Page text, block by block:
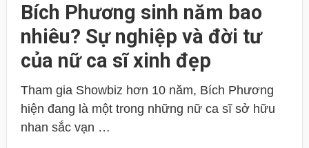
Bích Phương sinh năm bao
nhiêu? Sự nghiệp và đời tư
của nữ ca sĩ xinh đẹp
Tham gia Showbiz hơn 10 năm, Bích Phương
hiện đang là một trong những nữ ca sĩ sở hữu
nhan sắc vạn …